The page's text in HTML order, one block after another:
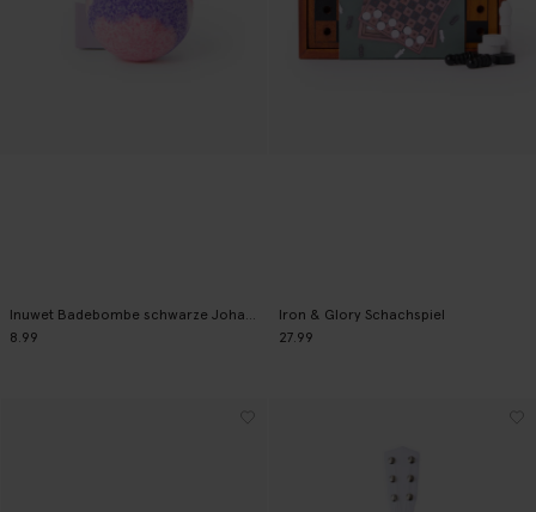
Inuwet Badebombe schwarze Johannisbeere - flieder
8.99
Iron & Glory Schachspiel
27.99